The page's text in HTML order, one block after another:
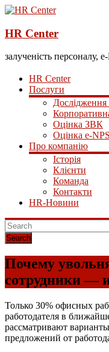
HR Center
залученість персоналу,
HR Center
Послуги
Дослідження
Оцінка ЗВК
Оцінка e-NPS
Про компанію
Історія
Клієнти
Команда
Контакти
HR-Новини
Почему
сотрудники —
Только 30% офисных
работодателя в
рассматривают
предложений от